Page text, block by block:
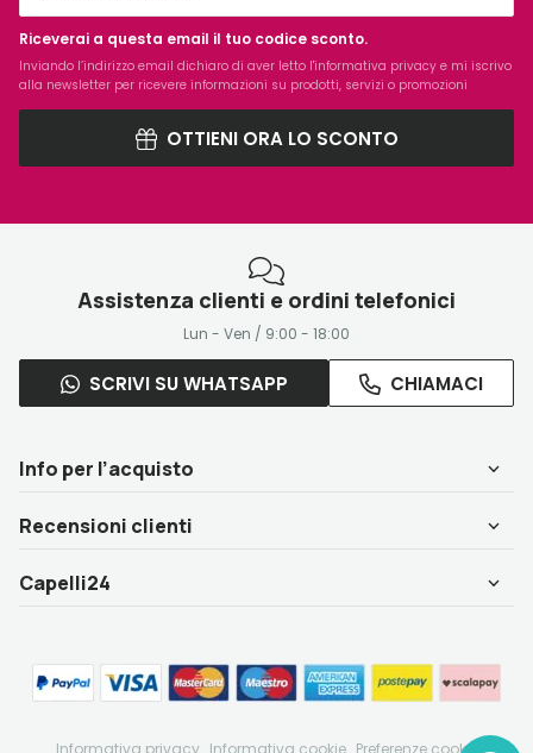
OTTIENI ORA LO SCONTO
Riceverai a questa email il tuo codice sconto.
Inviando l’indirizzo email dichiaro di aver letto l'informativa privacy e mi iscrivo
alla newsletter per ricevere informazioni su prodotti, servizi o promozioni
Assistenza clienti e ordini telefonici
Lun - Ven / 9:00 - 18:00
SCRIVI SU WHATSAPP CHIAMACI
Info per l’acquisto
Recensioni clienti
Capelli24
Informativa privacy Informativa cookie Preferenze cookie